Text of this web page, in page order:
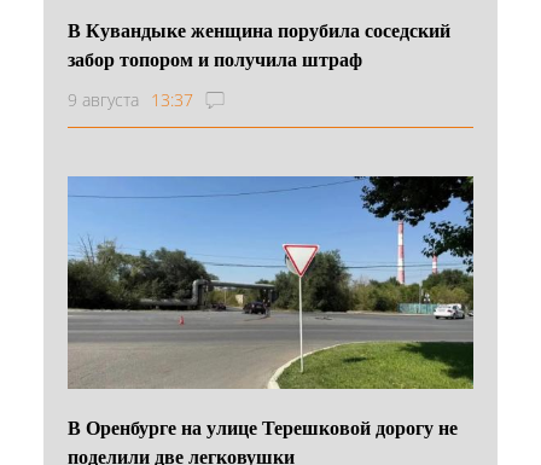
В Кувандыке женщина порубила соседский
забор топором и получила штраф
9 августа 13:37
В Оренбурге на улице Терешковой дорогу не
поделили две легковушки